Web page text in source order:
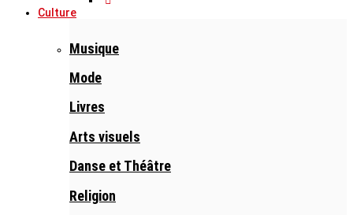
Culture
Musique
Mode
Livres
Arts visuels
Danse et Théâtre
Religion